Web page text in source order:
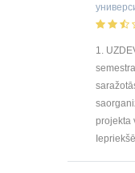
1.
projekta